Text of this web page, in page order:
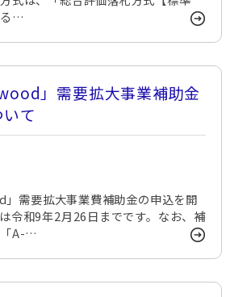
る…
」需要拡大事業補助金
て
需要拡大事業費補助金の申込を開
令和9年2月26日までです。なお、補
「A-…